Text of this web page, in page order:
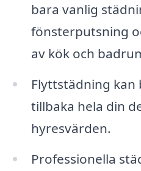
bara vanlig
fönsterputsning
av kök och
Flyttstädning
tillbaka hela din
hyresvärden.
Professionella